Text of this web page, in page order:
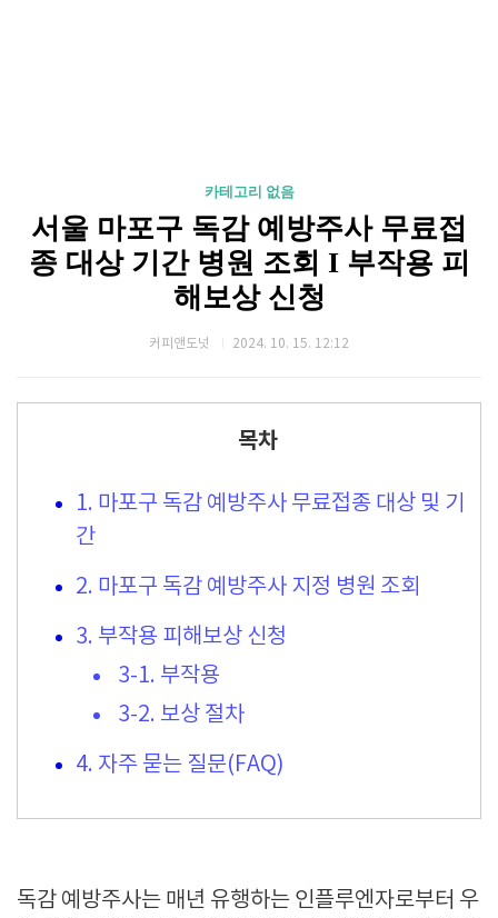
카테고리 없음
서울 마포구 독감 예방주사 무료접
종 대상 기간 병원 조회 I 부작용 피
해보상 신청
커피앤도넛 2024. 10. 15. 12:12
목차
1. 마포구 독감 예방주사 무료접종 대상 및 기
간
2. 마포구 독감 예방주사 지정 병원 조회
3. 부작용 피해보상 신청
3-1. 부작용
3-2. 보상 절차
4. 자주 묻는 질문(FAQ)
독감 예방주사는 매년 유행하는 인플루엔자로부터 우